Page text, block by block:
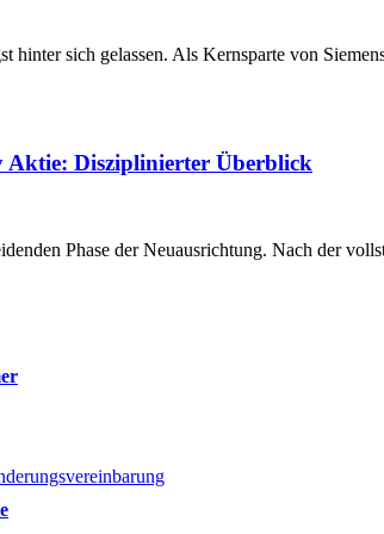
hinter sich gelassen. Als Kernsparte von
Aktie: Disziplinierter Überblick
Phase der Neuausrichtung. Nach der